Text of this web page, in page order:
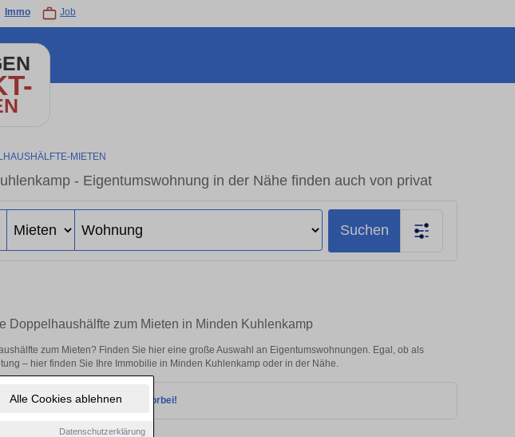
Alle Cookies ablehnen
Datenschutzerklärung
Immo Job
MIETEN
- Eigentumswohnung in der Nähe finden auch von privat
Suchen
Doppelhaushälfte zum Mieten in Minden Kuhlenkamp
zum Mieten? Finden Sie hier eine große Auswahl an Eigentumswohnungen. Egal, ob als
– hier finden Sie Ihre Immobilie in Minden Kuhlenkamp oder in der Nähe.
Schauen Sie bald wieder vorbei!